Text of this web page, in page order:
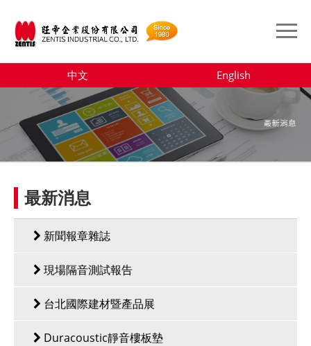
中文 English
最新消息
新聞報章雜誌
現場隔音測試報告
台北國際建材暨產品展
Duracoustic靜音樓板墊